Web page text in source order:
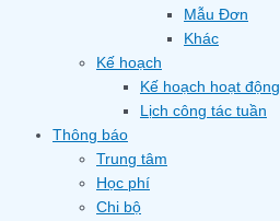
Mẫu Đơn
Khác
Kế hoạch
Kế hoạch hoạt động
Lịch công tác tuần
Thông báo
Trung tâm
Học phí
Chi bộ